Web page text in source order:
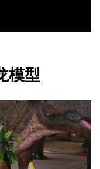
模型